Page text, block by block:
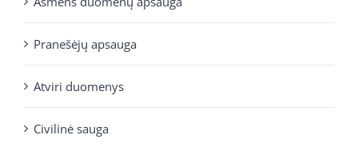
Pranešėjų apsauga
Atviri duomenys
Civilinė sauga